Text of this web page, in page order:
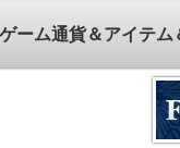
ーム通貨＆アイテ